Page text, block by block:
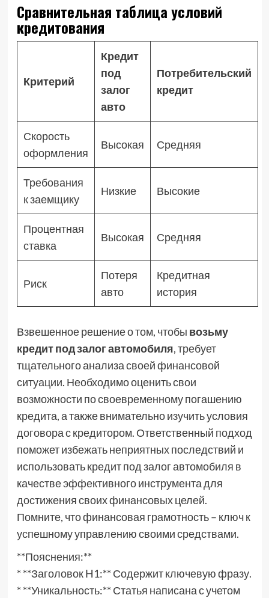
Сравнительная таблица условий
кредитования
Критерий
Кредит
под
залог
авто
Потребительский
кредит
Скорость
оформления
Высокая Средняя
Требования
к заемщику
Низкие Высокие
Процентная
ставка
Высокая Средняя
Риск
Потеря
авто
Кредитная
история
Взвешенное решение о том, чтобы возьму
кредит под залог автомобиля, требует
тщательного анализа своей финансовой
ситуации. Необходимо оценить свои
возможности по своевременному погашению
кредита, а также внимательно изучить условия
договора с кредитором. Ответственный подход
поможет избежать неприятных последствий и
использовать кредит под залог автомобиля в
качестве эффективного инструмента для
достижения своих финансовых целей.
Помните, что финансовая грамотность – ключ к
успешному управлению своими средствами.
**Пояснения:**
* **Заголовок H1:** Содержит ключевую фразу.
* **Уникальность:** Статья написана с учетом